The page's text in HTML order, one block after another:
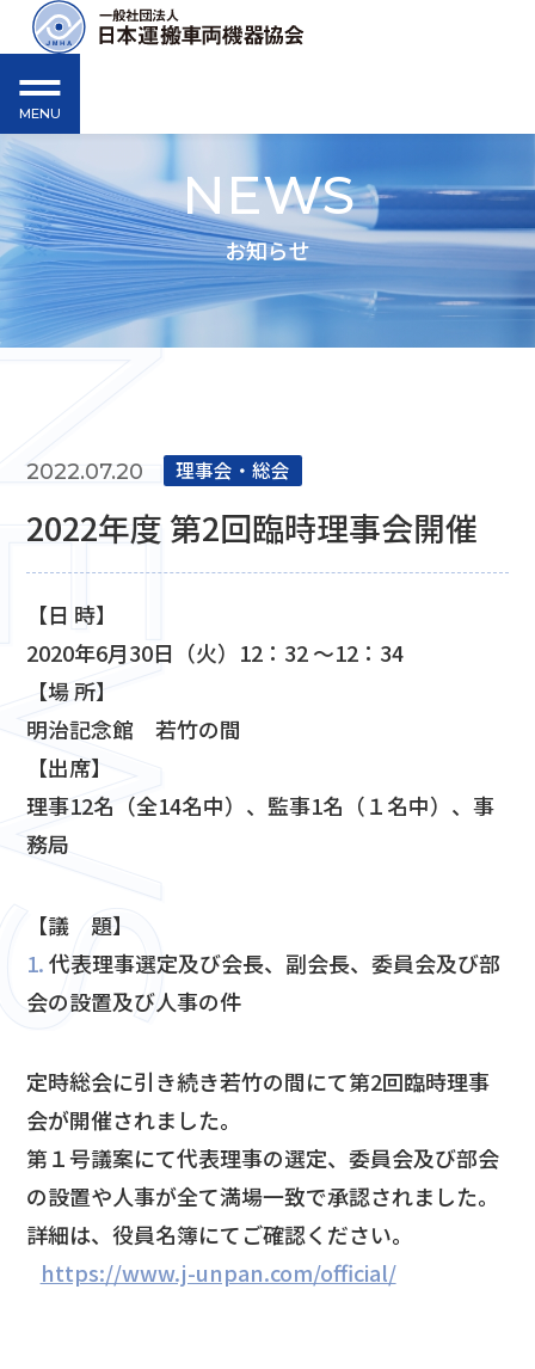
MENU
NEWS
お知らせ
2022.07.20 理事会‧総会
2022年度 第2回臨時理事会開催
【⽇ 時】
2020年6月30日（火）12：32 ～12：34
【場 所】
明治記念館 若竹の間
【出席】
理事12名（全14名中）、監事1名（１名中）、事
務局
【議 題】
1.代表理事選定及び会長、副会長、委員会及び部
会の設置及び人事の件
定時総会に引き続き若竹の間にて第2回臨時理事
会が開催されました。
第１号議案にて代表理事の選定、委員会及び部会
の設置や人事が全て満場一致で承認されました。
詳細は、役員名簿にてご確認ください。
https://www.j-unpan.com/official/